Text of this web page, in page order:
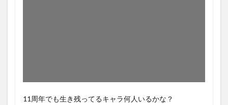
11周年でも生き残ってるキャラ何人いるかな？